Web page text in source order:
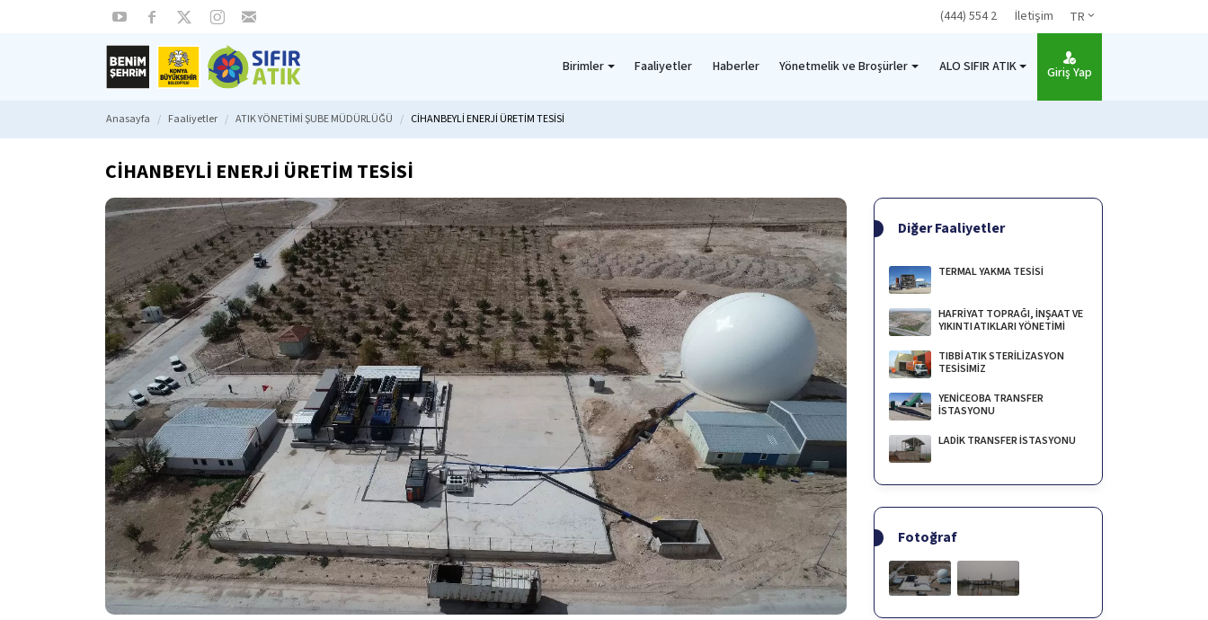
(444) 554 2 İletişim TR
Birimler Faaliyetler Haberler Yönetmelik ve Broşürler ALO SIFIR ATIK Giriş Yap
Anasayfa Faaliyetler ATIK YÖNETİMİ ŞUBE MÜDÜRLÜĞÜ CİHANBEYLİ ENERJİ ÜRETİM TESİSİ
CİHANBEYLİ ENERJİ ÜRETİM TESİSİ
Diğer Faaliyetler
TERMAL YAKMA TESİSİ
HAFRİYAT TOPRAĞI, İNŞAAT VE
YIKINTI ATIKLARI YÖNETİMİ
TIBBİ ATIK STERİLİZASYON
TESİSİMİZ
YENİCEOBA TRANSFER
İSTASYONU
LADİK TRANSFER İSTASYONU
Fotoğraf